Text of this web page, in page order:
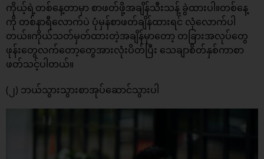
ကိုယ့်ရဲ့တစ်နေ့တာမှာ စာဖတ်ဖို့အချိန်သီးသန့် ခွဲထားပါ။တစ်နေ့
ကို တစ်နာရီလောက်ပဲ ပုံမှန်စာဖတ်ချိန်ထားရင် လုံလောက်ပါ
တယ်။ကိုယ်သတ်မှတ်ထားတဲ့အချိန်မှာတော့ တခြားအလုပ်တွေ
ဖုန်းတွေလက်တော့တွေအားလုံးပိတ်ပြီး သေချာစိတ်နှစ်ကာစာ
ဖတ်သင့်ပါတယ်။
(၂) ဘယ်သွားသွားစာအုပ်ဆောင်သွားပါ